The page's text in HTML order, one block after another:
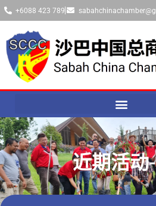
+6088 423 789
近期活动